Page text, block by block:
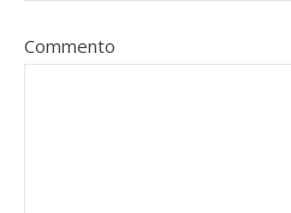
Commento